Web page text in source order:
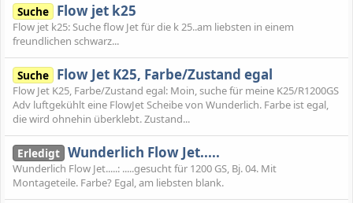
Suche Flow jet k25
Flow jet k25: Suche flow Jet für die k 25..am liebsten in einem
freundlichen schwarz...
Suche Flow Jet K25, Farbe/Zustand egal
Flow Jet K25, Farbe/Zustand egal: Moin, suche für meine K25/R1200GS
Adv luftgekühlt eine FlowJet Scheibe von Wunderlich. Farbe ist egal,
die wird ohnehin überklebt. Zustand...
Erledigt Wunderlich Flow Jet.....
Wunderlich Flow Jet.....: .....gesucht für 1200 GS, Bj. 04. Mit
Montageteile. Farbe? Egal, am liebsten blank.